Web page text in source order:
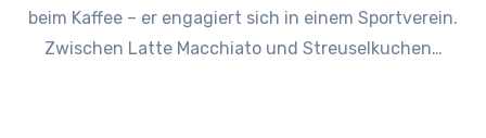
beim Kaffee – er engagiert sich in einem Sportverein.
Zwischen Latte Macchiato und Streuselkuchen…